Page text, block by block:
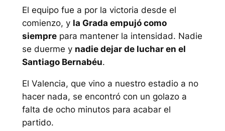
El equipo fue a por la victoria desde el
comienzo, y la Grada empujó como
siemprepara mantener la intensidad. Nadie
se duerme y nadie dejar de luchar en el
Santiago Bernabéu.
El Valencia, que vino a nuestro estadio a no
hacer nada, se encontró con un golazo a
falta de ocho minutos para acabar el
partido.